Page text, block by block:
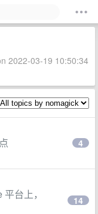
2022-03-19 10:50:34
4
台上，
14